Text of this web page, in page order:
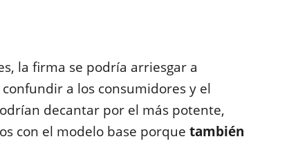
la firma se podría arriesgar a
a los consumidores y el
decantar por el más potente,
con el modelo base porque también